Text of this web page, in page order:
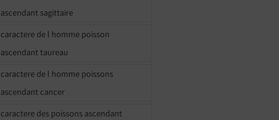
ascendant sagittaire
caractere de l homme poisson
ascendant taureau
caractere de l homme poissons
ascendant cancer
caractere des poissons ascendant